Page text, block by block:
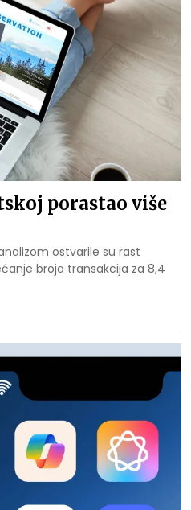
porastao više
ostvarile su rast
broja transakcija za 8,4